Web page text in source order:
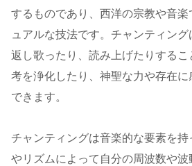
するものであり、西洋の宗教や音
ュアルな技法です。チャンティン
返し歌ったり、読み上げたりする
考を浄化したり、神聖な力や存在
できます。
チャンティングは音楽的な要素を
やリズムによって自分の周波数や波